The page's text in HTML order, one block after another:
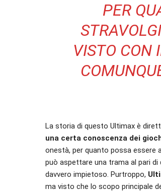
PER
VISTO CON
La storia di questo Ultimax è
una certa conoscenza dei
onestà, per quanto possa essere
può aspettare una trama al pari
davvero impietoso. Purtroppo,
ma visto che lo scopo principale